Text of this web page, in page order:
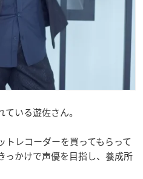
いる遊佐さん。
レコーダーを買ってもらって
っかけで声優を目指し、養成所